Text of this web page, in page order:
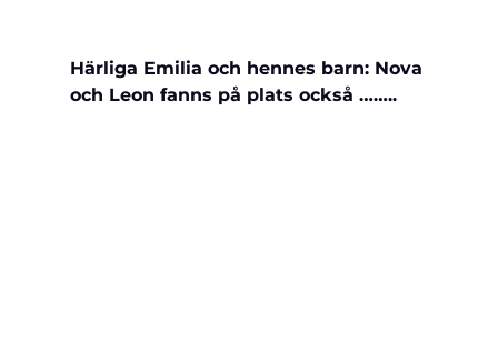
Härliga Emilia och hennes barn: Nova
och Leon fanns på plats också ……..